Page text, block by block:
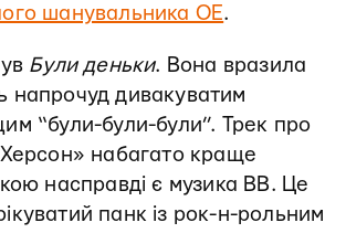
шанувальника ОЕ.
Були деньки. Вона вразила
напрочуд дивакуватим
“були-були-були”. Трек про
Херсон» набагато краще
насправді є музика ВВ. Це
панк із рок-н-рольним